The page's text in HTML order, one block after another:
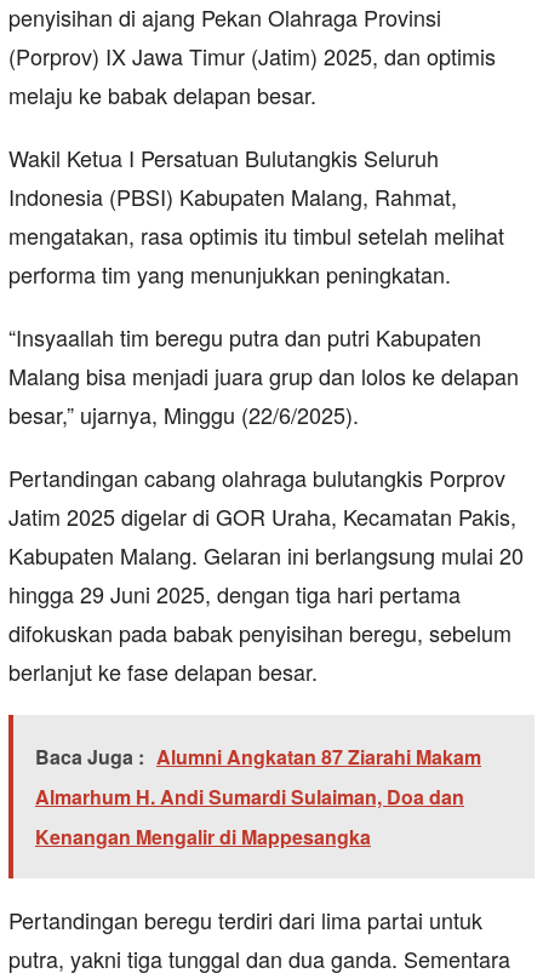
penyisihan di ajang Pekan Olahraga Provinsi
(Porprov) IX Jawa Timur (Jatim) 2025, dan optimis
melaju ke babak delapan besar.
Wakil Ketua I Persatuan Bulutangkis Seluruh
Indonesia (PBSI) Kabupaten Malang, Rahmat,
mengatakan, rasa optimis itu timbul setelah melihat
performa tim yang menunjukkan peningkatan.
“Insyaallah tim beregu putra dan putri Kabupaten
Malang bisa menjadi juara grup dan lolos ke delapan
besar,” ujarnya, Minggu (22/6/2025).
Pertandingan cabang olahraga bulutangkis Porprov
Jatim 2025 digelar di GOR Uraha, Kecamatan Pakis,
Kabupaten Malang. Gelaran ini berlangsung mulai 20
hingga 29 Juni 2025, dengan tiga hari pertama
difokuskan pada babak penyisihan beregu, sebelum
berlanjut ke fase delapan besar.
Baca Juga : Alumni Angkatan 87 Ziarahi Makam
Almarhum H. Andi Sumardi Sulaiman, Doa dan
Kenangan Mengalir di Mappesangka
Pertandingan beregu terdiri dari lima partai untuk
putra, yakni tiga tunggal dan dua ganda. Sementara